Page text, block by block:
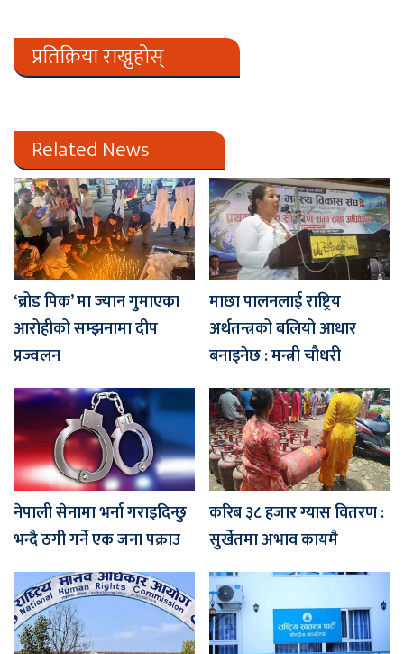
प्रतिक्रिया राख्नुहोस्
Related News
‘ब्रोड पिक’ मा ज्यान गुमाएका
आरोहीको सम्झनामा दीप
प्रज्वलन
माछा पालनलाई राष्ट्रिय
अर्थतन्त्रको बलियो आधार
बनाइनेछ : मन्त्री चौधरी
नेपाली सेनामा भर्ना गराइदिन्छु
भन्दै ठगी गर्ने एक जना पक्राउ
करिब ३८ हजार ग्यास वितरण :
सुर्खेतमा अभाव कायमै